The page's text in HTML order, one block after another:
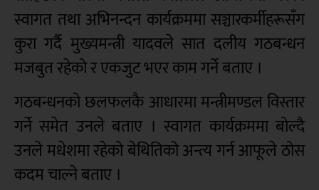
स्वागत तथा अभिनन्दन कार्यक्रममा सञ्चारकर्मीहरूसँग
कुरा गर्दै मुख्यमन्त्री यादवले सात दलीय गठबन्धन
मजबुत रहेको र एकजुट भएर काम गर्ने बताए ।
गठबन्धनको छलफलकै आधारमा मन्त्रीमण्डल विस्तार
गर्ने समेत उनले बताए । स्वागत कार्यक्रममा बोल्दै
उनले मधेशमा रहेको बेथितिको अन्त्य गर्न आफूले ठोस
कदम चाल्ने बताए ।